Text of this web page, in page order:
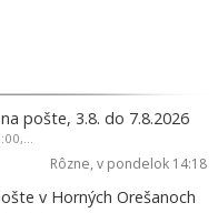
pošte, 3.8. do 7.8.2026
Rôzne, v pondelok 14:18
v Horných Orešanoch